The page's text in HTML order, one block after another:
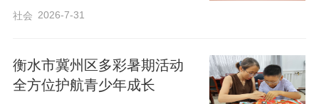
社会 2026-7-31
衡水市冀州区多彩暑期活动
全方位护航青少年成长